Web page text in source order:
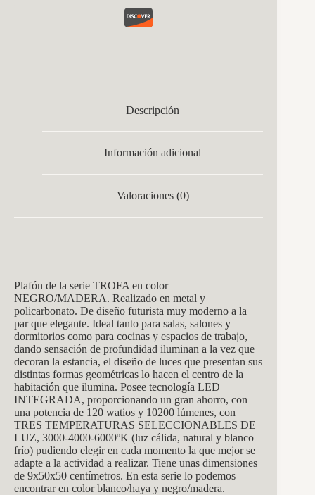
Descripción
Información adicional
Valoraciones (0)
Plafón de la serie TROFA en color
NEGRO/MADERA. Realizado en metal y
policarbonato. De diseño futurista muy moderno a la
par que elegante. Ideal tanto para salas, salones y
dormitorios como para cocinas y espacios de trabajo,
dando sensación de profundidad iluminan a la vez que
decoran la estancia, el diseño de luces que presentan sus
distintas formas geométricas lo hacen el centro de la
habitación que ilumina. Posee tecnología LED
INTEGRADA, proporcionando un gran ahorro, con
una potencia de 120 watios y 10200 lúmenes, con
TRES TEMPERATURAS SELECCIONABLES DE
LUZ, 3000-4000-6000ºK (luz cálida, natural y blanco
frío) pudiendo elegir en cada momento la que mejor se
adapte a la actividad a realizar. Tiene unas dimensiones
de 9x50x50 centímetros. En esta serie lo podemos
encontrar en color blanco/haya y negro/madera.